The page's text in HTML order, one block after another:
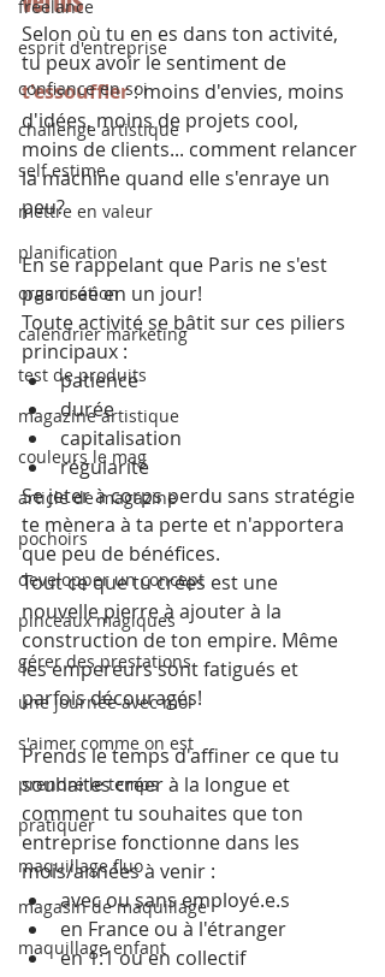
freelance
esprit d'entreprise
confiance en soi
challenge artistique
self estime
mettre en valeur
planification
organisation
calendrier marketing
test de produits
magazine artistique
couleurs le mag
article de magazine
pochoirs
developper un concept
pinceaux magiques
gérer des prestations
une journée avec moi
s'aimer comme on est
prendre le temps
pratiquer
maquillage fluo
magasin de maquillage
maquillage enfant
Selon où tu en es dans ton activité,
tu peux avoir le sentiment de
t'essouffler : moins d'envies, moins
d'idées, moins de projets cool,
moins de clients... comment relancer
la machine quand elle s'enraye un
peu?
En se rappelant que Paris ne s'est
pas créé en un jour!
Toute activité se bâtit sur ces piliers
principaux :
patience
durée
capitalisation
régularité
Se jeter à corps perdu sans stratégie
te mènera à ta perte et n'apportera
que peu de bénéfices.
Tout ce que tu crées est une
nouvelle pierre à ajouter à la
construction de ton empire. Même
les empereurs sont fatigués et
parfois découragés!
Prends le temps d'affiner ce que tu
souhaites créer à la longue et
comment tu souhaites que ton
entreprise fonctionne dans les
mois/années à venir :
avec ou sans employé.e.s
en France ou à l'étranger
en 1:1 ou en collectif